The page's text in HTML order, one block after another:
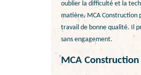
oublier la difficulté et la
matière. MCA Construction
travail de bonne qualité. Il
sans engagement.
MCA